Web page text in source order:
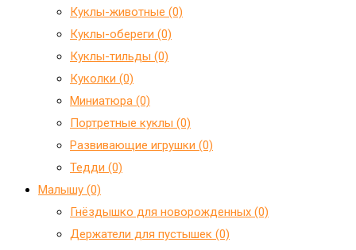
Куклы-животные (0)
Куклы-обереги (0)
Куклы-тильды (0)
Куколки (0)
Миниатюра (0)
Портретные куклы (0)
Развивающие игрушки (0)
Тедди (0)
Малышу (0)
Гнёздышко для новорожденных (0)
Держатели для пустышек (0)